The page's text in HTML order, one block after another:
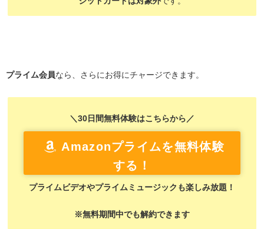
プライム会員なら、さらにお得にチャージできます。
＼30日間無料体験はこちらから／
Amazonプライムを無料体験
する！
プライムビデオやプライムミュージックも楽しみ放題！
※無料期間中でも解約できます